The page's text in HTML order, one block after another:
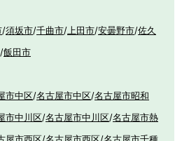
/須坂市/千曲市/ 上田市/安曇野市/佐久
/飯田市
市中区/名古屋市中区/名古屋市昭和
市中川区/名古屋市中川区/名古屋市熱